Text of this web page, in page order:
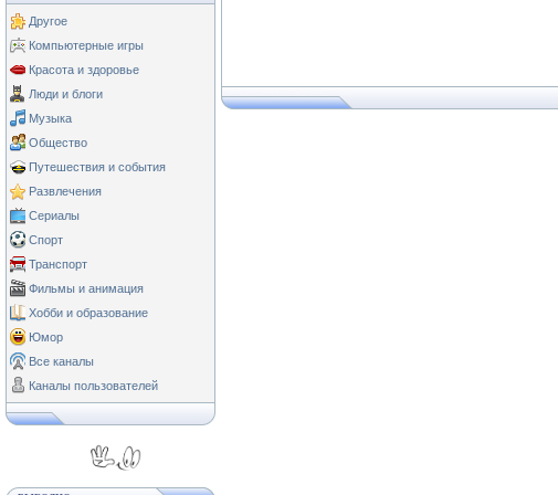
Другое
Компьютерные игры
Красота и здоровье
Люди и блоги
Музыка
Общество
Путешествия и события
Развлечения
Сериалы
Спорт
Транспорт
Фильмы и анимация
Хобби и образование
Юмор
Все каналы
Каналы пользователей